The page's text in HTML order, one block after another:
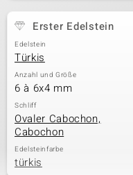
Erster Edelstein
Edelstein
Türkis
Anzahl und Größe
6 à 6x4 mm
Schliff
Ovaler Cabochon,
Cabochon
Edelsteinfarbe
türkis